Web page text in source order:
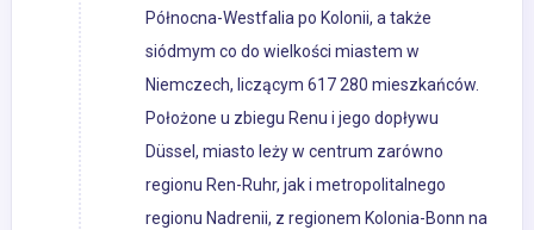
Północna-Westfalia po Kolonii, a także
siódmym co do wielkości miastem w
Niemczech, liczącym 617 280 mieszkańców.
Położone u zbiegu Renu i jego dopływu
Düssel, miasto leży w centrum zarówno
regionu Ren-Ruhr, jak i metropolitalnego
regionu Nadrenii, z regionem Kolonia-Bonn na